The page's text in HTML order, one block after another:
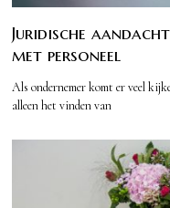
Juridische
met personeel
Als ondernemer komt er veel
alleen het vinden van